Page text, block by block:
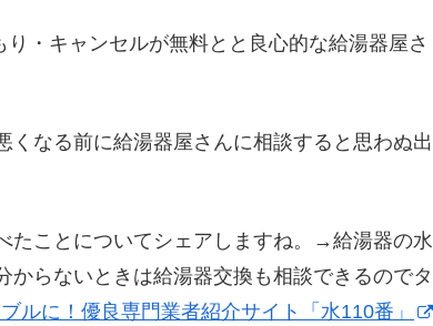
・キャンセルが無料とと良心的な給湯器屋さ
なる前に給湯器屋さんに相談すると思わぬ出
たことについてシェアしますね。→給湯器の水
らないときは給湯器交換も相談できるのでタ
ルに！優良専門業者紹介サイト「水110番」